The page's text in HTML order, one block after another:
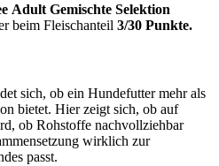
Adult Gemischte Selektion
beim Fleischanteil 3/30 Punkte.
sich, ob ein Hundefutter mehr als
bietet. Hier zeigt sich, ob auf
ob Rohstoffe nachvollziehbar
wirklich zur
passt.